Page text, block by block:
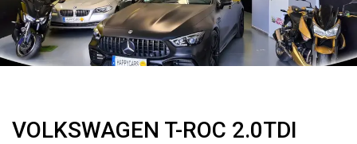
VOLKSWAGEN T-ROC 2.0TDI